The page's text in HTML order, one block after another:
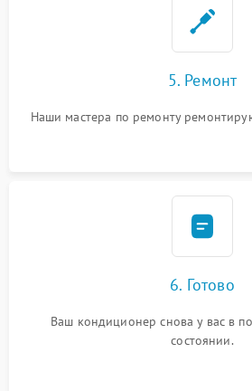
5. Ремонт
Наши мастера по ремонту
6. Готово
Ваш кондиционер снова у вас в
состоянии.